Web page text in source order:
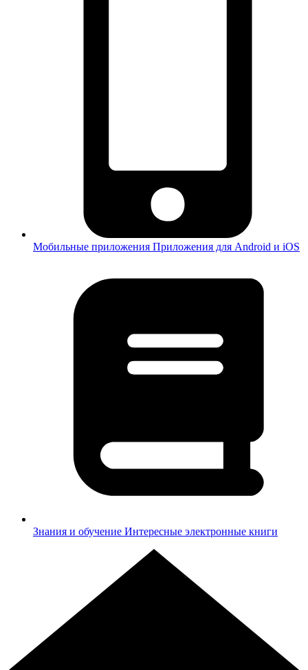
Мобильные приложения Приложения для Android и iOS
Знания и обучение Интересные электронные книги